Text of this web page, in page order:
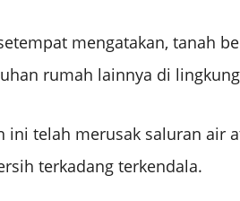
mengatakan, tanah
rumah lainnya di
ini telah merusak saluran air
terkadang terkendala.